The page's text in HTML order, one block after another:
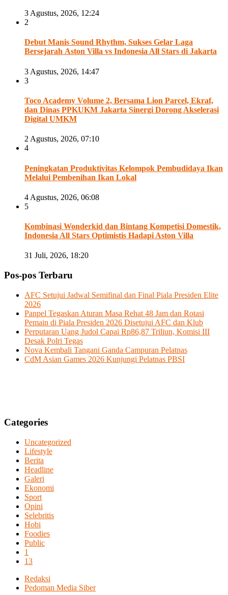
3 Agustus, 2026, 12:24
2
Debut Manis Sound Rhythm, Sukses Gelar Laga
Bersejarah Aston Villa vs Indonesia All Stars di Jakarta
3 Agustus, 2026, 14:47
3
Toco Academy Volume 2, Bersama Lion Parcel, Ekraf,
dan Dinas PPKUKM Jakarta Sinergi Dorong Akselerasi
Digital UMKM
2 Agustus, 2026, 07:10
4
Peningkatan Produktivitas Kelompok Pembudidaya Ikan
Melalui Pembenihan Ikan Lokal
4 Agustus, 2026, 06:08
5
Kombinasi Wonderkid dan Bintang Kompetisi Domestik,
Indonesia All Stars Optimistis Hadapi Aston Villa
31 Juli, 2026, 18:20
Pos-pos Terbaru
AFC Setujui Jadwal Semifinal dan Final Piala Presiden Elite
2026
Panpel Tegaskan Aturan Masa Rehat 48 Jam dan Rotasi
Pemain di Piala Presiden 2026 Disetujui AFC dan Klub
Perputaran Uang Judol Capai Rp86,87 Triliun, Komisi III
Desak Polri Tegas
Nova Kembali Tangani Ganda Campuran Pelatnas
CdM Asian Games 2026 Kunjungi Pelatnas PBSI
Categories
Uncategorized
Lifestyle
Berita
Headline
Galeri
Ekonomi
Sport
Opini
Selebritis
Hobi
Foodies
Public
1
13
Redaksi
Pedoman Media Siber